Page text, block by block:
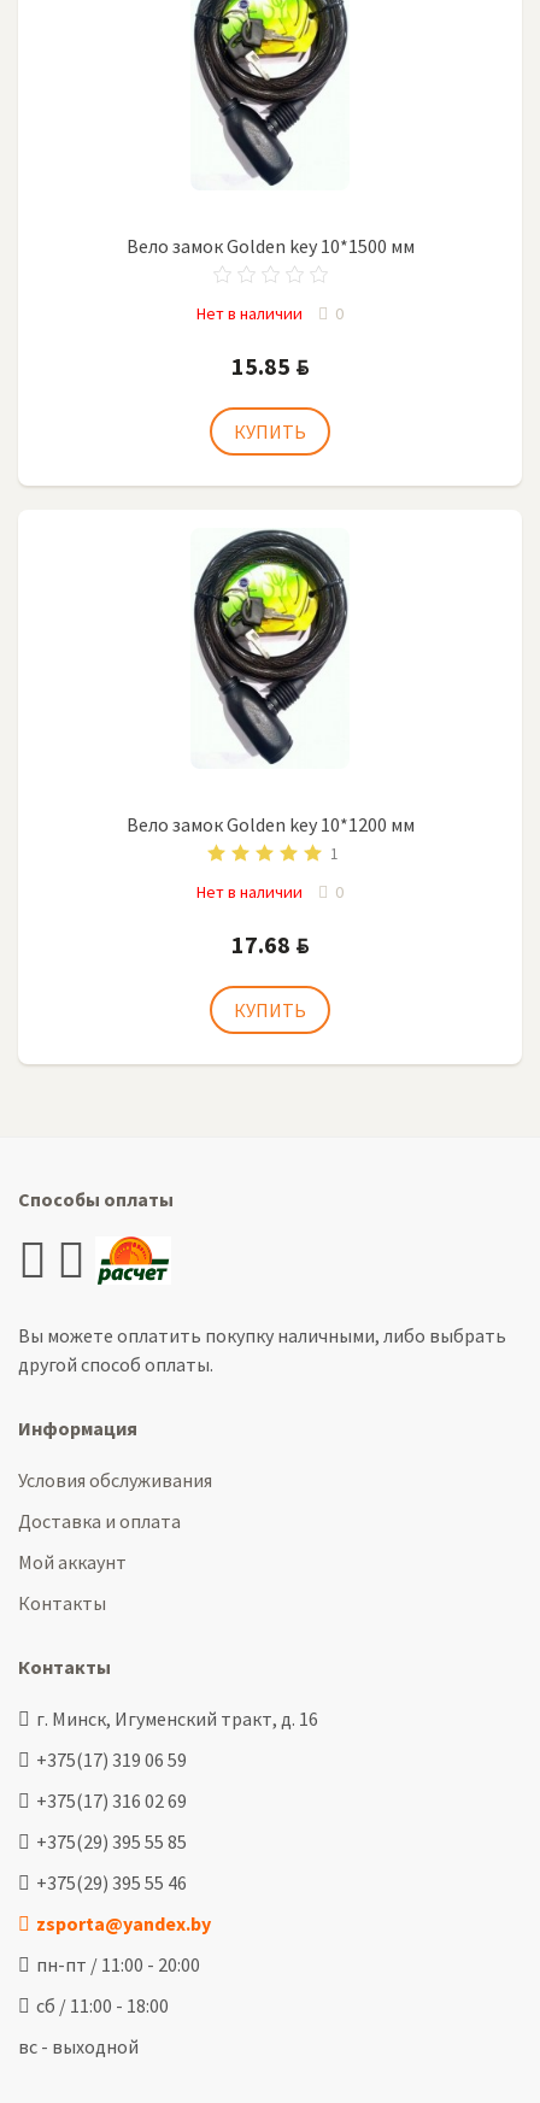
Вело замок Golden key 10*1500 мм
Нет в наличии 0
15.85 BYN
Вело замок Golden key 10*1200 мм
1
Нет в наличии 0
17.68 BYN
Способы оплаты
Вы можете оплатить покупку наличными, либо выбрать
другой способ оплаты.
Информация
Условия обслуживания
Доставка и оплата
Мой аккаунт
Контакты
Контакты
г. Минск, Игуменский тракт, д. 16
+375(17) 319 06 59
+375(17) 316 02 69
+375(29) 395 55 85
+375(29) 395 55 46
zsporta@yandex.by
пн-пт / 11:00 - 20:00
сб / 11:00 - 18:00
вс - выходной